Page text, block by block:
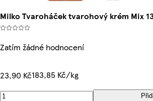
Milko Tvaroháček tvarohový krém Mix
Zatím žádné hodnocení
23,90 Kč183,85 Kč/kg